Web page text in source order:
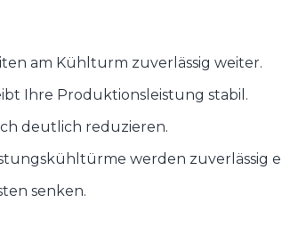
am Kühlturm zuverlässig weiter.
Ihre Produktionsleistung stabil.
deutlich reduzieren.
werden zuverlässig
senken.